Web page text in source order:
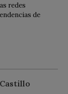
redes
de